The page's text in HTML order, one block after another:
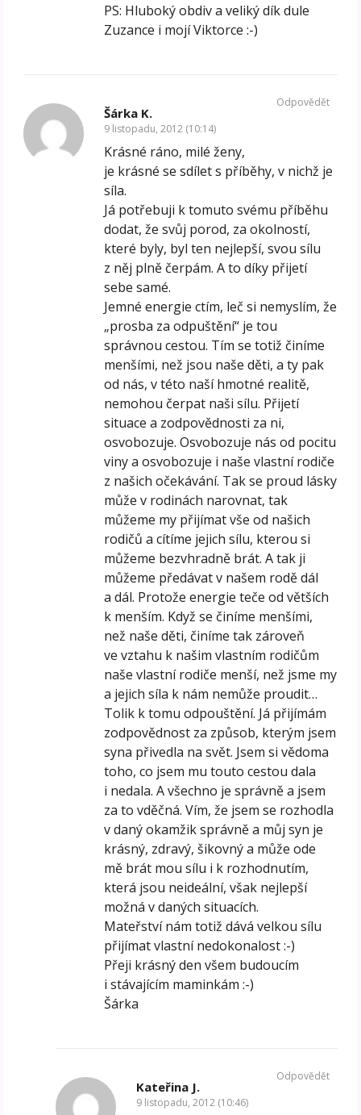
PS: Hluboký obdiv a veliký dík dule
Zuzance i mojí Viktorce :-)
Šárka K.
9 listopadu, 2012 (10:14)
Krásné ráno, milé ženy,
je krásné se sdílet s příběhy, v nichž je
síla.
Já potřebuji k tomuto svému příběhu
dodat, že svůj porod, za okolností,
které byly, byl ten nejlepší, svou sílu
z něj plně čerpám. A to díky přijetí
sebe samé.
Jemné energie ctím, leč si nemyslím, že
„prosba za odpuštění“ je tou
správnou cestou. Tím se totiž činíme
menšími, než jsou naše děti, a ty pak
od nás, v této naší hmotné realitě,
nemohou čerpat naši sílu. Přijetí
situace a zodpovědnosti za ni,
osvobozuje. Osvobozuje nás od pocitu
viny a osvobozuje i naše vlastní rodiče
z našich očekávání. Tak se proud lásky
může v rodinách narovnat, tak
můžeme my přijímat vše od našich
rodičů a cítíme jejich sílu, kterou si
můžeme bezvhradně brát. A tak ji
můžeme předávat v našem rodě dál
a dál. Protože energie teče od větších
k menším. Když se činíme menšími,
než naše děti, činíme tak zároveň
ve vztahu k našim vlastním rodičům
naše vlastní rodiče menší, než jsme my
a jejich síla k nám nemůže proudit…
Tolik k tomu odpouštění. Já přijímám
zodpovědnost za způsob, kterým jsem
syna přivedla na svět. Jsem si vědoma
toho, co jsem mu touto cestou dala
i nedala. A všechno je správně a jsem
za to vděčná. Vím, že jsem se rozhodla
v daný okamžik správně a můj syn je
krásný, zdravý, šikovný a může ode
mě brát mou sílu i k rozhodnutím,
která jsou neideální, však nejlepší
možná v daných situacích.
Mateřství nám totiž dává velkou sílu
přijímat vlastní nedokonalost :-)
Přeji krásný den všem budoucím
i stávajícím maminkám :-)
Šárka
Odpovědět
Kateřina J.
9 listopadu, 2012 (10:46)
Odpovědět